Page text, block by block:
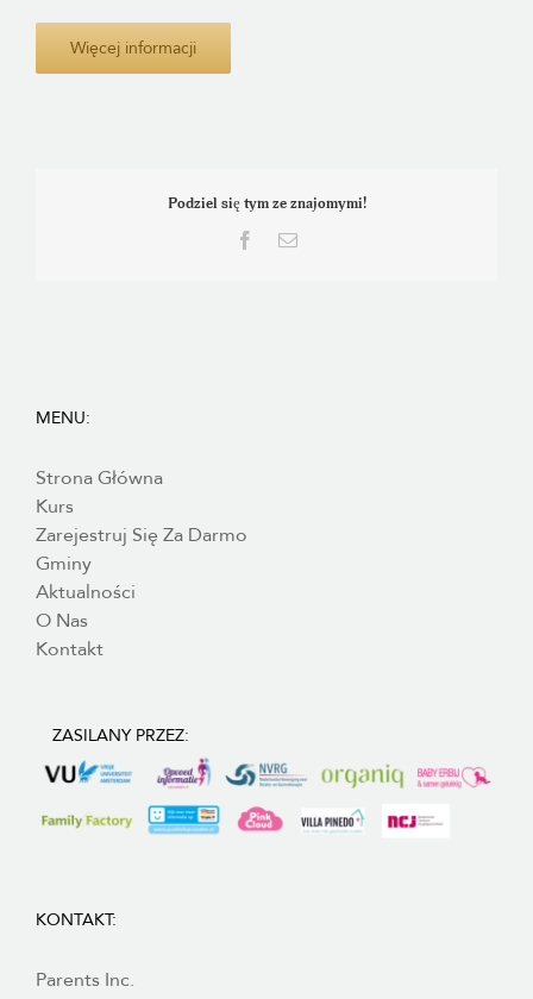
Więcej informacji
Podziel się tym ze znajomymi!
Facebook
E-
MENU:
Strona Główna
Kurs
Zarejestruj Się Za Darmo
Gminy
Aktualności
O Nas
Kontakt
ZASILANY PRZEZ:
KONTAKT:
Parents Inc.